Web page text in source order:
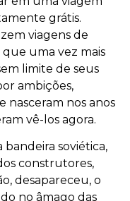
grátis.
viagens de
uma vez mais
limite de seus
ambições,
nasceram nos anos
vê-los agora.
soviética,
construtores,
desapareceu, o
no âmago das